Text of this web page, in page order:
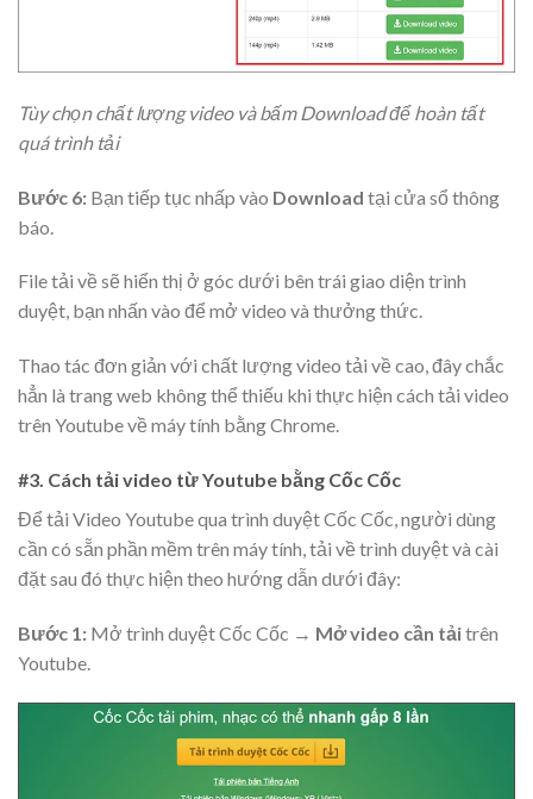
Tùy chọn chất lượng video và bấm Download để hoàn tất
quá trình tải
Bước 6: Bạn tiếp tục nhấp vào Download tại cửa sổ thông
báo.
File tải về sẽ hiển thị ở góc dưới bên trái giao diện trình
duyệt, bạn nhấn vào để mở video và thưởng thức.
Thao tác đơn giản với chất lượng video tải về cao, đây chắc
hẳn là trang web không thể thiếu khi thực hiện cách tải video
trên Youtube về máy tính bằng Chrome.
#3. Cách tải video từ Youtube bằng Cốc Cốc
Để tải Video Youtube qua trình duyệt Cốc Cốc, người dùng
cần có sẵn phần mềm trên máy tính, tải về trình duyệt và cài
đặt sau đó thực hiện theo hướng dẫn dưới đây:
Bước 1: Mở trình duyệt Cốc Cốc → Mở video cần tảitrên
Youtube.